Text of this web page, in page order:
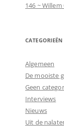
146 ~
CATEGORIEËN
Algemeen
De mooiste
Geen
Interviews
Nieuws
Uit de